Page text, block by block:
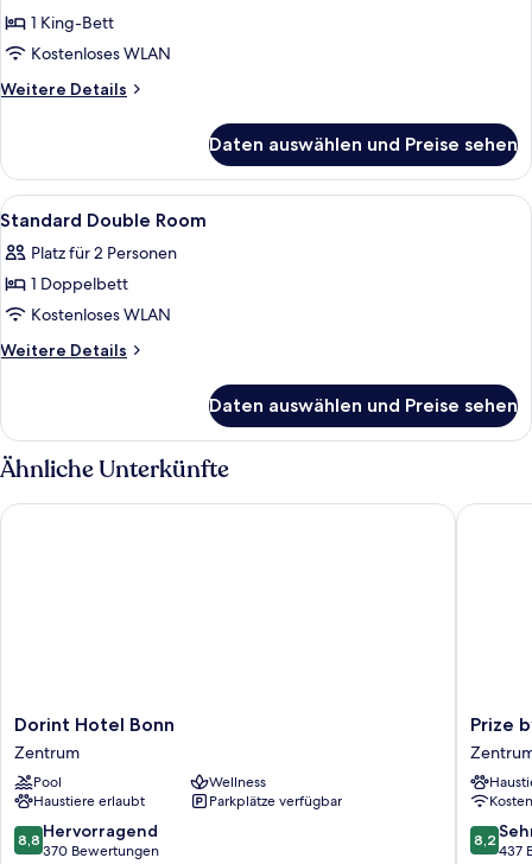
Deluxe
King
Room
1 King-Bett
Kostenloses WLAN
Weitere Details
Weitere
King
Room
Daten auswählen und Preise sehen
Alle
Fotos
für
Standard
Double
Room
Ein Hotelzimmer mit einem Bett,
4
Standard Double Room
Platz für 2 Personen
1 Doppelbett
Kostenloses WLAN
Weitere Details
Weitere
Double
Room
Daten auswählen und Preise sehen
Ähnliche Unterkünfte
Dorint
Hotel
Bonn
Zentrum
Dorint Hotel Bonn
Zentrum
Pool
Wellness
Haustiere erlaubt
Parkplätze verfügbar
8.8
von
8,8 Hervorragend
370 Bewertungen
Dorint Hotel Bonn
Prize
by
Bonn
City
Prize
8.2
von
8,2
437
Prize by